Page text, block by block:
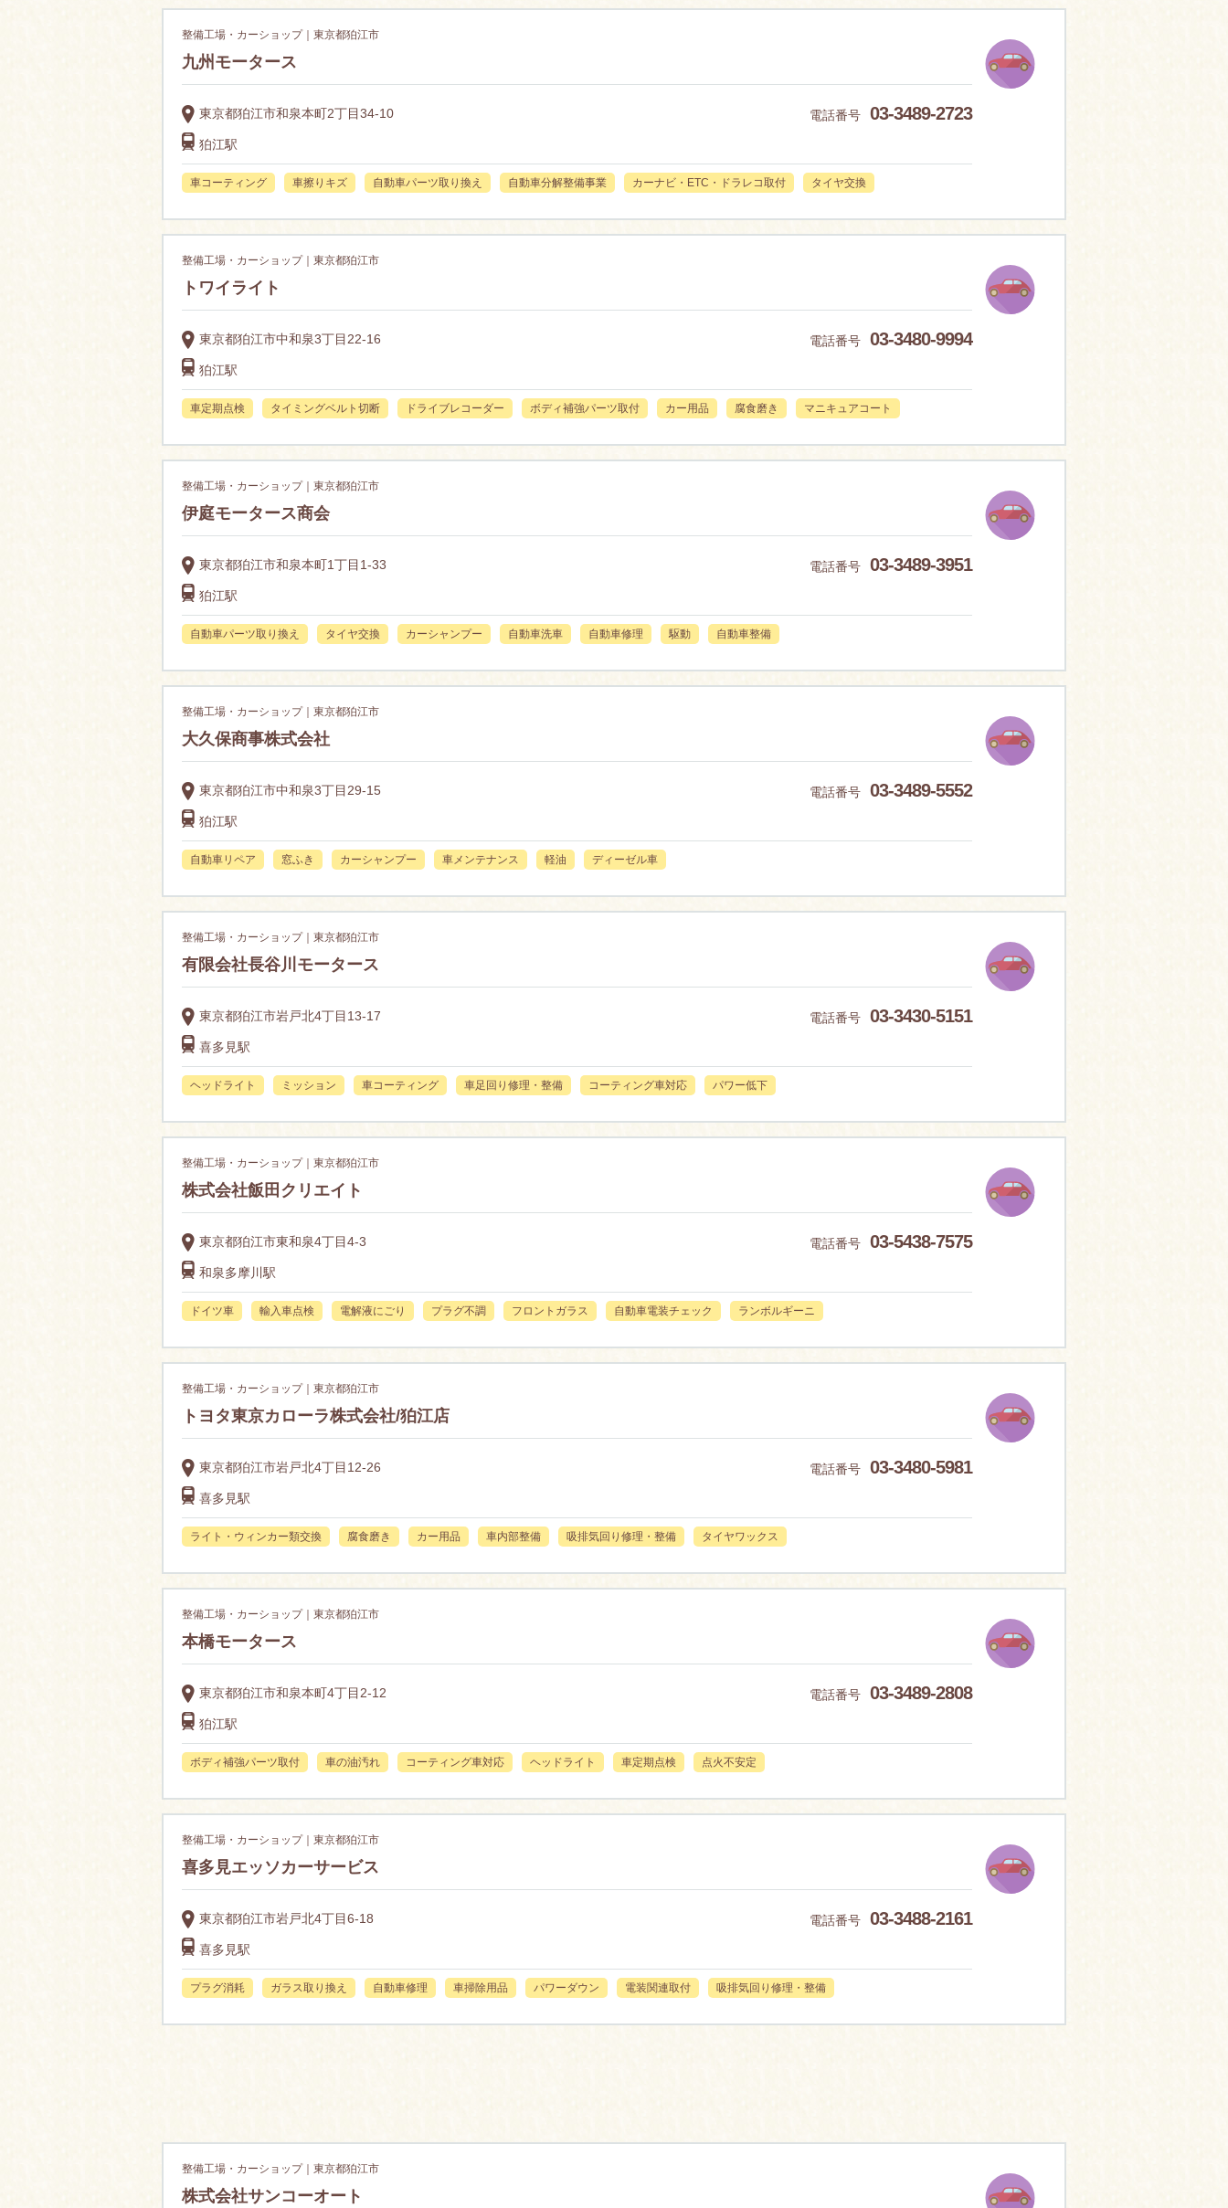
整備工場・カーショップ｜東京都狛江市
九州モータース
東京都狛江市和泉本町2丁目34-10 電話番号 03-3489-2723
狛江駅
車コーティング 車擦りキズ 自動車パーツ取り換え 自動車分解整備事業 カーナビ・ETC・ドラレコ取付 タイヤ交換
整備工場・カーショップ｜東京都狛江市
トワイライト
東京都狛江市中和泉3丁目22-16 電話番号 03-3480-9994
狛江駅
車定期点検 タイミングベルト切断 ドライブレコーダー ボディ補強パーツ取付 カー用品 腐食磨き マニキュアコート
整備工場・カーショップ｜東京都狛江市
伊庭モータース商会
東京都狛江市和泉本町1丁目1-33 電話番号 03-3489-3951
狛江駅
自動車パーツ取り換え タイヤ交換 カーシャンプー 自動車洗車 自動車修理 駆動 自動車整備
整備工場・カーショップ｜東京都狛江市
大久保商事株式会社
東京都狛江市中和泉3丁目29-15 電話番号 03-3489-5552
狛江駅
自動車リペア 窓ふき カーシャンプー 車メンテナンス 軽油 ディーゼル車
整備工場・カーショップ｜東京都狛江市
有限会社長谷川モータース
東京都狛江市岩戸北4丁目13-17 電話番号 03-3430-5151
喜多見駅
ヘッドライト ミッション 車コーティング 車足回り修理・整備 コーティング車対応 パワー低下
整備工場・カーショップ｜東京都狛江市
株式会社飯田クリエイト
東京都狛江市東和泉4丁目4-3 電話番号 03-5438-7575
和泉多摩川駅
ドイツ車 輸入車点検 電解液にごり プラグ不調 フロントガラス 自動車電装チェック ランボルギーニ
整備工場・カーショップ｜東京都狛江市
トヨタ東京カローラ株式会社/狛江店
東京都狛江市岩戸北4丁目12-26 電話番号 03-3480-5981
喜多見駅
ライト・ウィンカー類交換 腐食磨き カー用品 車内部整備 吸排気回り修理・整備 タイヤワックス
整備工場・カーショップ｜東京都狛江市
本橋モータース
東京都狛江市和泉本町4丁目2-12 電話番号 03-3489-2808
狛江駅
ボディ補強パーツ取付 車の油汚れ コーティング車対応 ヘッドライト 車定期点検 点火不安定
整備工場・カーショップ｜東京都狛江市
喜多見エッソカーサービス
東京都狛江市岩戸北4丁目6-18 電話番号 03-3488-2161
喜多見駅
プラグ消耗 ガラス取り換え 自動車修理 車掃除用品 パワーダウン 電装関連取付 吸排気回り修理・整備
整備工場・カーショップ｜東京都狛江市
株式会社サンコーオート